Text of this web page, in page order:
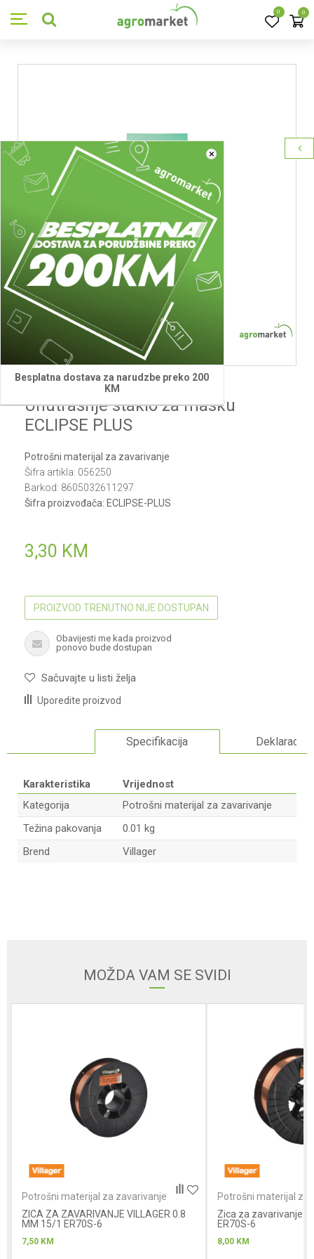
0 0
×
Besplatna dostava za narudzbe preko 200
KM
Villager
Unutrasnje staklo za masku
ECLIPSE PLUS
Potrošni materijal za zavarivanje
Šifra artikla: 056250
Barkod: 8605032611297
Šifra proizvođača: ECLIPSE-PLUS
3,30 KM
PROIZVOD TRENUTNO NIJE DOSTUPAN
Obavijesti me kada proizvod
ponovo bude dostupan
Sačuvajte u listi želja
Uporedite proizvod
Specifikacija Deklaracija
Karakteristika
Vrijednost
Kategorija
Potrošni materijal za zavarivanje
Težina pakovanja
0.01 kg
Brend
Villager
Anti-spam zaštita - izračunajte koliko je 9 - 4 :
MOŽDA VAM SE SVIDI
Potrošni materijal za zavarivanje
ZICA ZA ZAVARIVANJE VILLAGER 0.8
MM 15/1 ER70S-6
7,50 KM
Potrošni materijal za
Zica za zavarivanje
ER70S-6
8,00 KM